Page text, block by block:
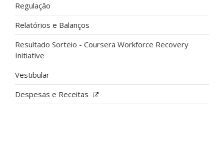
Regulação
Relatórios e Balanços
Resultado Sorteio - Coursera Workforce Recovery
Initiative
Vestibular
Despesas e Receitas